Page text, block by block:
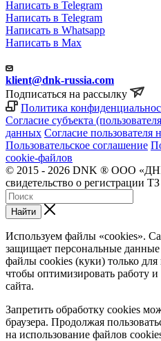
Написать в Telegram
Написать в Telegram
Написать в Whatsapp
Написать в Max
klient@dnk-russia.com
Подписаться на рассылку
Политика
Согласие субъекта
данных Согласие пользователя
Пользовательское соглашение
cookie-файлов
© 2015 - 2026 DNK ® ООО
свидетельство о регистрации
Найти
Используем файлы «cookies».
защищает персональные данные
файлы cookies (куки) только для
чтобы оптимизировать работу
сайта.
Запретить обработку cookies
браузера. Продолжая
на использование файлов